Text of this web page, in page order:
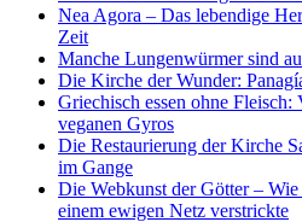
Nea Agora – Das lebendige
Zeit
Manche Lungenwürmer sind
Die Kirche der Wunder:
Griechisch essen ohne Fleisch:
veganen Gyros
Die Restaurierung der Kirche
im Gange
Die Webkunst der Götter –
einem ewigen Netz verstrickte